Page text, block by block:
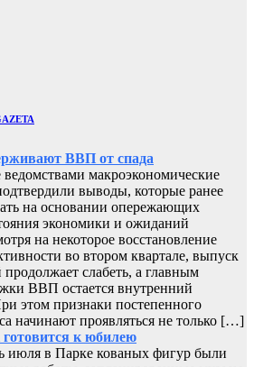
ВВП от спада
макроэкономические
выводы, которые ранее
на основании опережающих
экономики и ожиданий
на некоторое восстановление
во втором квартале, выпуск
продолжает слабеть, а главным
ВВП остается внутренний
этом признаки постепенного
начинают проявляться не только […]
к юбилею
июля в Парке кованых фигур были